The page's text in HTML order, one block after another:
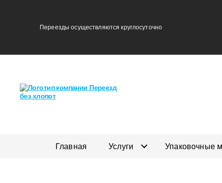
Переезды осуществляются круглосуточно
Главная Услуги Упаковочные